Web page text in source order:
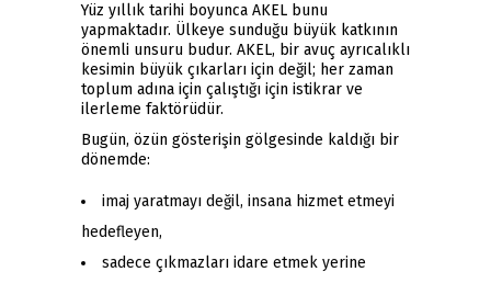
Yüz yıllık tarihi boyunca AKEL bunu
yapmaktadır. Ülkeye sunduğu büyük katkının
önemli unsuru budur. AKEL, bir avuç ayrıcalıklı
kesimin büyük çıkarları için değil; her zaman
toplum adına için çalıştığı için istikrar ve
ilerleme faktörüdür.
Bugün, özün gösterişin gölgesinde kaldığı bir
dönemde:
imaj yaratmayı değil, insana hizmet etmeyi
hedefleyen,
sadece çıkmazları idare etmek yerine